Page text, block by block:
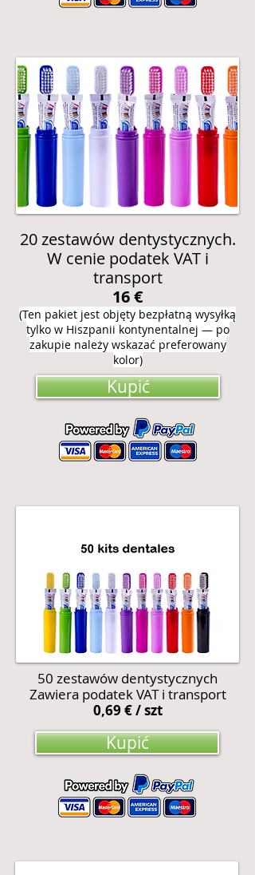
20 zestawów dentystycznych.
W cenie podatek VAT i
transport
16 €
(Ten pakiet jest objęty bezpłatną wysyłką
tylko w Hiszpanii kontynentalnej — po
zakupie należy wskazać preferowany
kolor)
Kupić
50 zestawów dentystycznych
Zawiera podatek VAT i transport
0,69 € / szt
Kupić